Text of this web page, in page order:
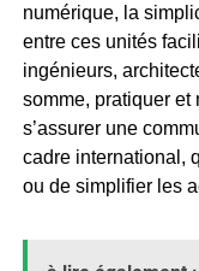
numérique, la
entre ces unités
ingénieurs,
somme, pratiquer et
s’assurer une
cadre international,
ou de simplifier les